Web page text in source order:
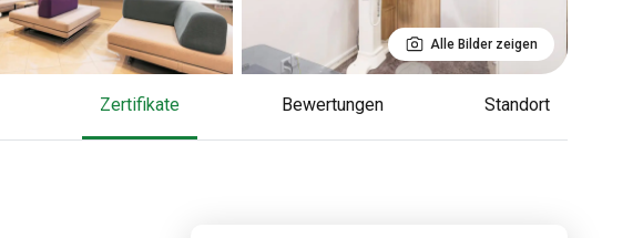
Alle Bilder zeigen
Zertifikate Bewertungen Standort